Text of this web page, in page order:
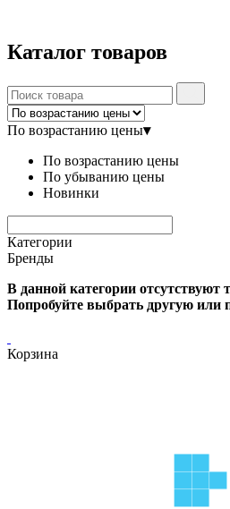
Каталог товаров
По возрастанию цены▾
По возрастанию цены
По убыванию цены
Новинки
Категории
Бренды
В данной категории отсутствуют
Попробуйте выбрать другую или
Корзина